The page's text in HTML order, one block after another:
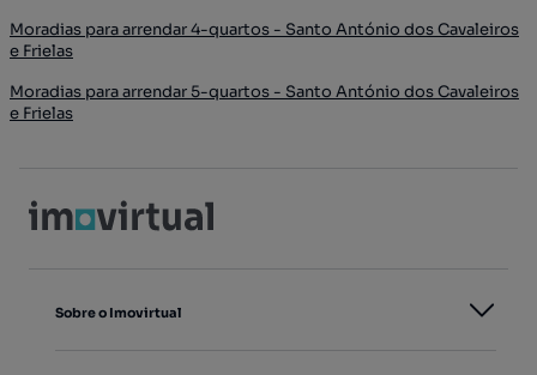
Moradias para arrendar 4-quartos - Santo António dos Cavaleiros
e Frielas
Moradias para arrendar 5-quartos - Santo António dos Cavaleiros
e Frielas
Sobre o Imovirtual